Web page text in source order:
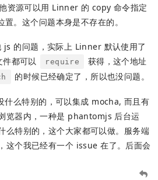
资源可以用 Linner 的 copy 命令指定
。这个问题本身是不存在的。
js 的问题，实际上 Linner 默认使用了
都可以
require
获得，这个地址
的时候已经确定了，所以也没问题。
么特别的，可以集成 mocha, 而且有
览器内，一种是 phantomjs 后台运
么特别的，这个大家都可以做。服务端
这个我已经有一个 issue 在了。后面会